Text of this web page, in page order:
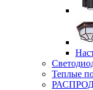
Теплые